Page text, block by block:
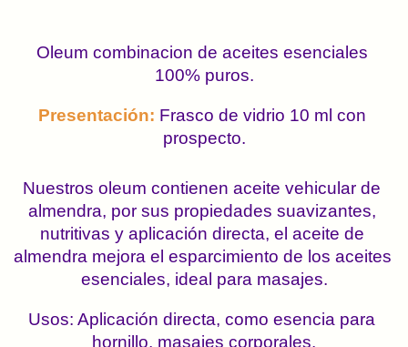
Oleum combinacion de aceites esenciales
100% puros.
Presentación: Frasco de vidrio 10 ml con
prospecto.
Nuestros oleum contienen aceite vehicular de
almendra, por sus propiedades suavizantes,
nutritivas y aplicación directa, el aceite de
almendra mejora el esparcimiento de los aceites
esenciales, ideal para masajes.
Usos: Aplicación directa, como esencia para
hornillo, masajes corporales.